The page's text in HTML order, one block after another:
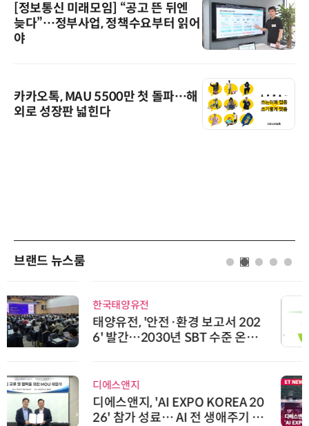
[정보통신 미래모임] “공고 뜬 뒤엔
늦다”…정부사업, 정책수요부터 읽어
야
카카오톡, MAU 5500만 첫 돌파…해
외로 성장판 넓힌다
브랜드 뉴스룸
한국태양유전
태양유전, '안전·환경 보고서 202
6' 발간…2030년 SBT 수준 온실
디에스앤지
디에스앤지, 'AI EXPO KOREA 20
26' 참가 성료… AI 전 생애주기 아